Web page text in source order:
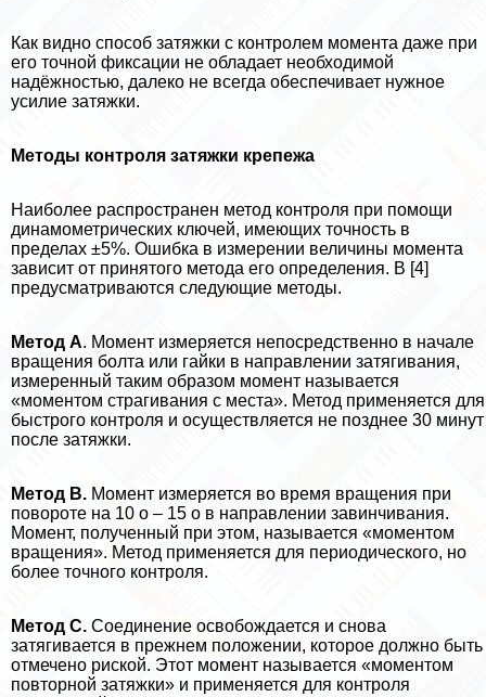
Как видно способ затяжки с контролем момента даже при
его точной фиксации не обладает необходимой
надёжностью, далеко не всегда обеспечивает нужное
усилие затяжки.
Методы контроля затяжки крепежа
Наиболее распространен метод контроля при помощи
динамометрических ключей, имеющих точность в
пределах ±5%. Ошибка в измерении величины момента
зависит от принятого метода его определения. В [4]
предусматриваются следующие методы.
Метод А. Момент измеряется непосредственно в начале
вращения болта или гайки в направлении затягивания,
измеренный таким образом момент называется
«моментом страгивания с места». Метод применяется для
быстрого контроля и осуществляется не позднее 30 минут
после затяжки.
Метод В. Момент измеряется во время вращения при
повороте на 10 о – 15 о в направлении завинчивания.
Момент, полученный при этом, называется «моментом
вращения». Метод применяется для периодического, но
более точного контроля.
Метод С. Соединение освобождается и снова
затягивается в прежнем положении, которое должно быть
отмечено риской. Этот момент называется «моментом
повторной затяжки» и применяется для контроля